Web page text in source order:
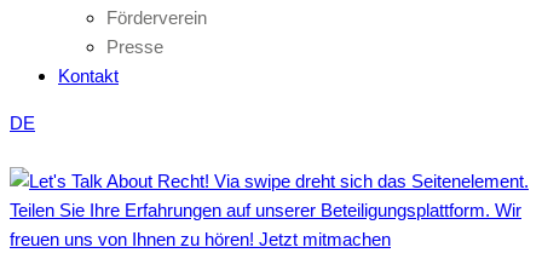
Förderverein
Presse
Kontakt
DE
Teilen Sie Ihre Erfahrungen auf unserer Beteiligungsplattform. Wir
freuen uns von Ihnen zu hören! Jetzt mitmachen